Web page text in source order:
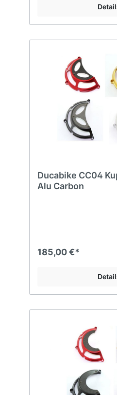
Ducabike CC04
Alu Carbon
185,00 €*